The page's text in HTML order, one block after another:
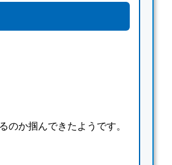
のか掴んできたようです。